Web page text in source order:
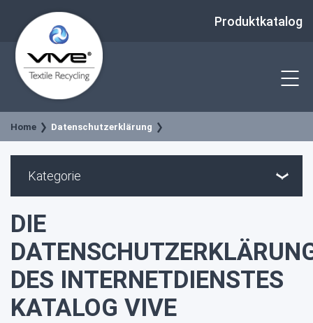
Produktkatalog
Home Datenschutzerklärung
Kategorie
DIE
DES INTERNETDIENSTES
KATALOG VIVE